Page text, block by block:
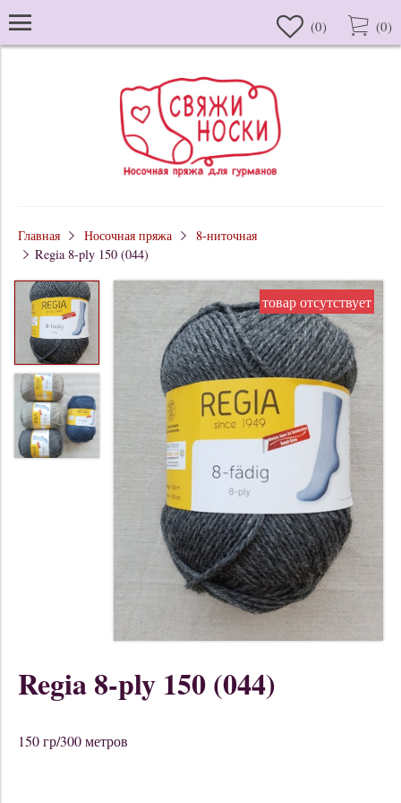
(0) (0)
Главная Носочная пряжа
8-ниточная
Regia 8-ply 150 (044)
товар отсутствует
Regia 8-ply 150 (044)
150 гр/300 метров